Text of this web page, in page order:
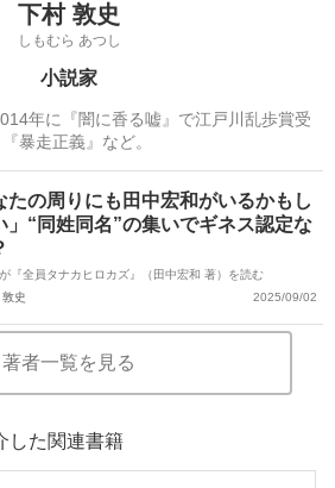
下村 敦史
しもむら あつし
小説家
年に『闇に香る嘘』で江戸川乱歩賞受
暴走正義』など。
たの周りにも田中宏和がいるかもし
」“同姓同名”の集いでギネス認定な
『全員タナカヒロカズ』（田中宏和 著）を読む
史
2025/09/02
著者一覧を見る
した関連書籍